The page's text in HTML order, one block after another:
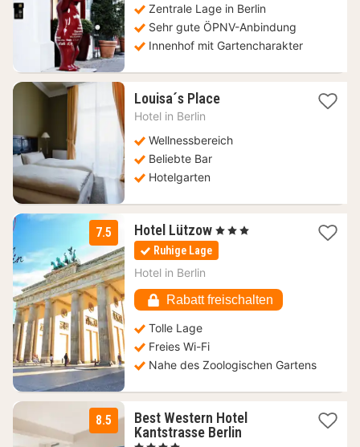
112,88
€
Zentrale Lage in Berlin
Sehr gute ÖPNV-Anbindung
Innenhof mit Gartencharakter
Louisa´s Place1
327,88
Hotel in Berlin
Wellnessbereich
Beliebte Bar
Hotelgarten
7.5 Hotel Lützow 1
Nacht
ab
€
, 3 Sterne
Ruhige Lage
Hotel in Berlin
Rabatt freischalten
Tolle Lage
Freies Wi-Fi
Nahe des Zoologischen Gartens
8.5
Best Western Hotel
Kantstrasse Berlin1